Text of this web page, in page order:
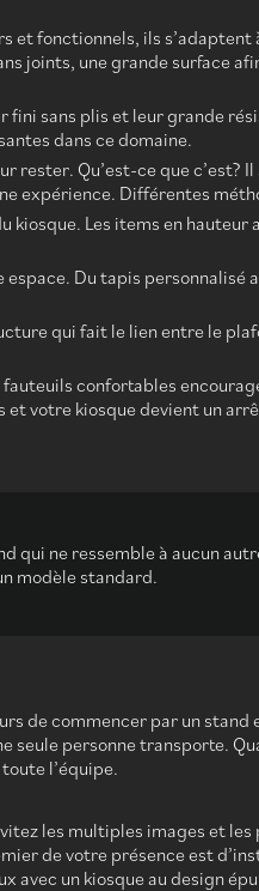
et fonctionnels, ils
joints, une grande surface
fini sans plis et leur grande
dans ce domaine.
rester. Qu’est-ce que c’est?
expérience. Différentes
kiosque. Les items en
Du tapis
qui fait le lien entre le
fauteuils confortables
votre kiosque devient un
qui ne ressemble à aucun
modèle standard.
de commencer par un
seule personne transporte.
l’équipe.
les multiples images et
de votre présence est
avec un kiosque au design